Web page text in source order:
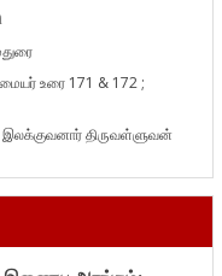
உரை 171 & 172 ;
இலக்குவனார் திருவள்ளுவன்